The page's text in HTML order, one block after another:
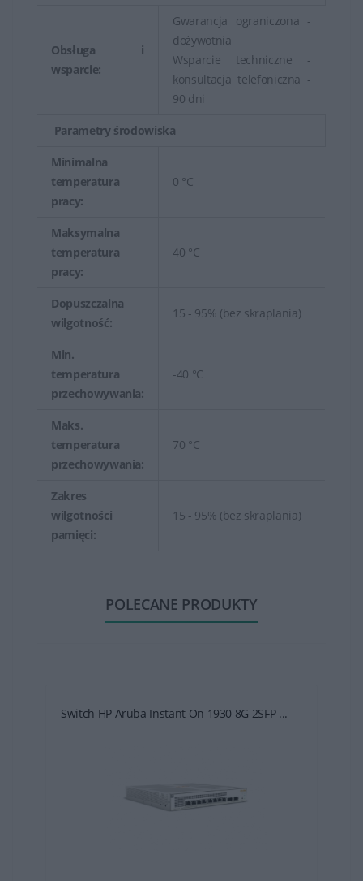
Obsługa i
wsparcie:
Gwarancja ograniczona -
dożywotnia
Wsparcie techniczne -
konsultacja telefoniczna -
90 dni
Parametry środowiska
Minimalna
temperatura
pracy:
0 °C
Maksymalna
temperatura
pracy:
40 °C
Dopuszczalna
wilgotność:
15 - 95% (bez skraplania)
Min.
temperatura
przechowywania:
-40 °C
Maks.
temperatura
przechowywania:
70 °C
Zakres
wilgotności
pamięci:
15 - 95% (bez skraplania)
POLECANE PRODUKTY
Switch HP Aruba Instant On 1930 8G 2SFP ...